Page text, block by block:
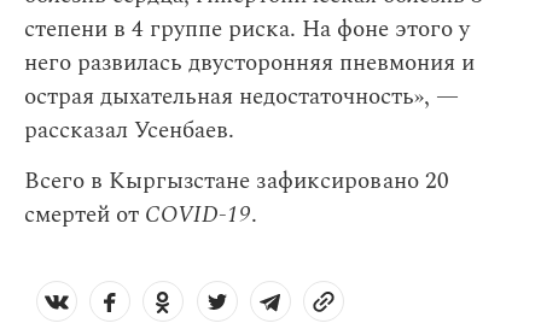
степени в 4 группе риска. На фоне этого у
него развилась двусторонняя пневмония и
острая дыхательная недостаточность», —
рассказал Усенбаев.
Всего в Кыргызстане зафиксировано 20
смертей от COVID-19.